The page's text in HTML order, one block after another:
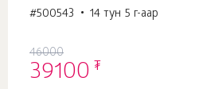
#500543 14 тун 5 г-аар
46000
39100 ₮